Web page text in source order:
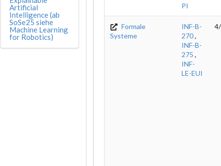
Artificial
Intelligence (ab
SoSe25 siehe
Machine Learning
for Robotics)
PI
Formale
Systeme
INF-B-
270,
INF-B-
275 ,
INF-
LE-EUI